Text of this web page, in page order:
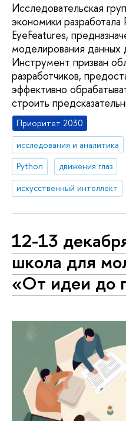
Исследовательская
экономики
EyeFeatures,
моделирования данных
Инструмент призван
разработчиков,
эффективно
строить
Приоритет 2030
исследования и аналитика
Python
движения глаз
искусственный интеллект
12-13
школа для
«От идеи до